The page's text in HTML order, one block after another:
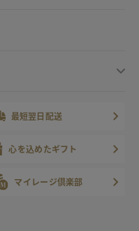
最短翌日配送
心を込めたギフト
マイレージ倶楽部